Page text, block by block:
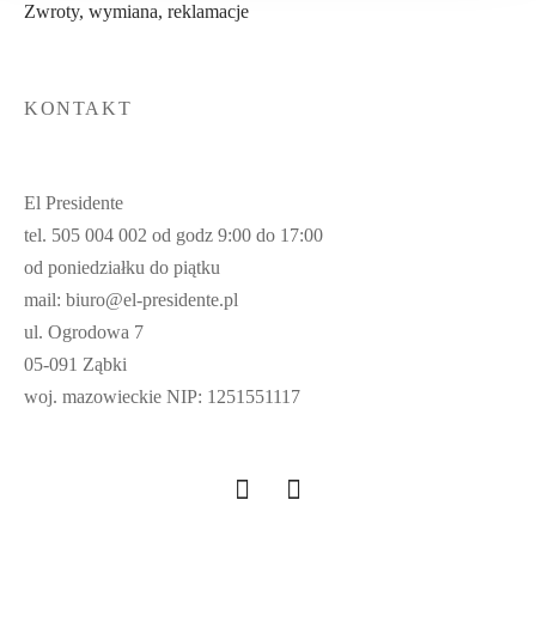
Zwroty, wymiana, reklamacje
KONTAKT
El Presidente
tel. 505 004 002 od godz 9:00 do 17:00
od poniedziałku do piątku
mail: biuro@el-presidente.pl
ul. Ogrodowa 7
05-091 Ząbki
woj. mazowieckie NIP: 1251551117